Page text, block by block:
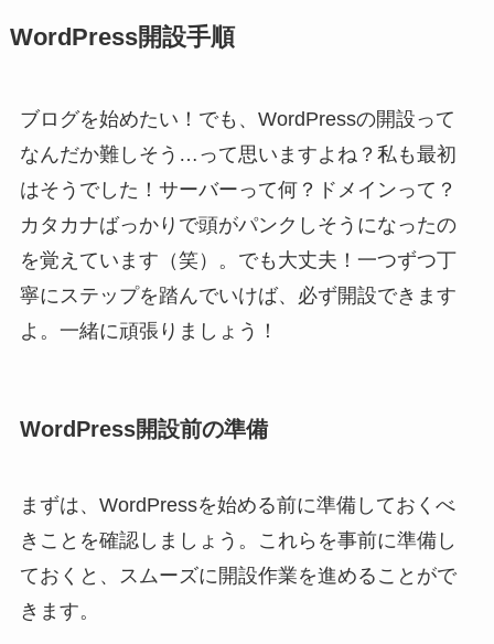
WordPress開設手順
ブログを始めたい！でも、WordPressの開設って
なんだか難しそう…って思いますよね？私も最初
はそうでした！サーバーって何？ドメインって？
カタカナばっかりで頭がパンクしそうになったの
を覚えています（笑）。でも大丈夫！一つずつ丁
寧にステップを踏んでいけば、必ず開設できます
よ。一緒に頑張りましょう！
WordPress開設前の準備
まずは、WordPressを始める前に準備しておくべ
きことを確認しましょう。これらを事前に準備し
ておくと、スムーズに開設作業を進めることがで
きます。